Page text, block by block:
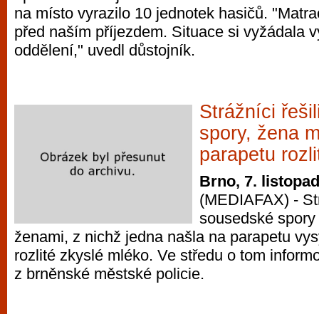
na místo vyrazilo 10 jednotek hasičů.
před naším příjezdem. Situace si vyžádala
oddělení," uvedl důstojník.
Strážníci
spory, žena
parapetu
Brno, 7.
(MEDIAFAX) -
sousedské
ženami, z nichž jedna našla na parapetu
rozlité zkyslé mléko. Ve středu o tom
z brněnské městské policie.
vyzkoušet různé kasinové hry. V
metropoli naleznete širokou nabídku her
po moderní automaty jak pro pravidelné